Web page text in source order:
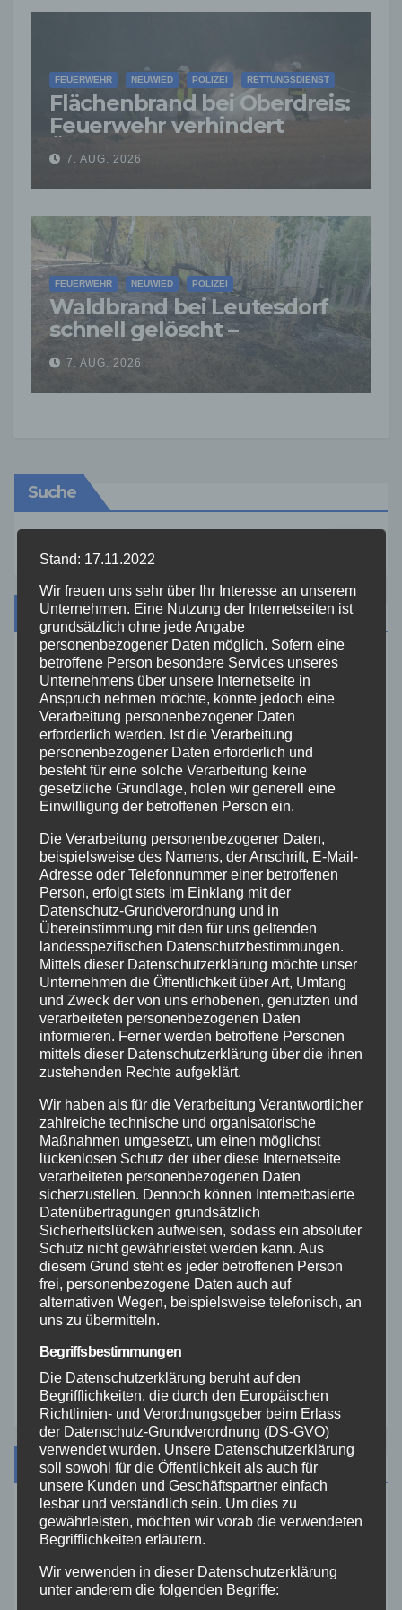
FEUERWEHR NEUWIED POLIZEI RETTUNGSDIENST
Flächenbrand bei Oberdreis:
Feuerwehr verhindert
Übergreifen auf Waldgebiet
7. AUG. 2026
FEUERWEHR NEUWIED POLIZEI
Waldbrand bei Leutesdorf
schnell gelöscht –
Feuerwehr warnt vor
erhöhter Brandgefahr
7. AUG. 2026
Suche
Kategorien
Aktuelles
Allgemein
Altenkirchen
Bundespolizei
Feuerwehr
Hilfsorganisationen
Mayen-Koblenz
Neuwied
Polizei
Rettungsdienst
Rhein-Lahn
THW
Veranstaltungen
Video
Zoll
Archiv
August 2026
Juli 2026
Stand: 17.11.2022
Wir freuen uns sehr über Ihr Interesse an unserem
Unternehmen. Eine Nutzung der Internetseiten ist
grundsätzlich ohne jede Angabe
personenbezogener Daten möglich. Sofern eine
betroffene Person besondere Services unseres
Unternehmens über unsere Internetseite in
Anspruch nehmen möchte, könnte jedoch eine
Verarbeitung personenbezogener Daten
erforderlich werden. Ist die Verarbeitung
personenbezogener Daten erforderlich und
besteht für eine solche Verarbeitung keine
gesetzliche Grundlage, holen wir generell eine
Einwilligung der betroffenen Person ein.
Die Verarbeitung personenbezogener Daten,
beispielsweise des Namens, der Anschrift, E-Mail-
Adresse oder Telefonnummer einer betroffenen
Person, erfolgt stets im Einklang mit der
Datenschutz-Grundverordnung und in
Übereinstimmung mit den für uns geltenden
landesspezifischen Datenschutzbestimmungen.
Mittels dieser Datenschutzerklärung möchte unser
Unternehmen die Öffentlichkeit über Art, Umfang
und Zweck der von uns erhobenen, genutzten und
verarbeiteten personenbezogenen Daten
informieren. Ferner werden betroffene Personen
mittels dieser Datenschutzerklärung über die ihnen
zustehenden Rechte aufgeklärt.
Wir haben als für die Verarbeitung Verantwortlicher
zahlreiche technische und organisatorische
Maßnahmen umgesetzt, um einen möglichst
lückenlosen Schutz der über diese Internetseite
verarbeiteten personenbezogenen Daten
sicherzustellen. Dennoch können Internetbasierte
Datenübertragungen grundsätzlich
Sicherheitslücken aufweisen, sodass ein absoluter
Schutz nicht gewährleistet werden kann. Aus
diesem Grund steht es jeder betroffenen Person
frei, personenbezogene Daten auch auf
alternativen Wegen, beispielsweise telefonisch, an
uns zu übermitteln.
Begriffsbestimmungen
Die Datenschutzerklärung beruht auf den
Begrifflichkeiten, die durch den Europäischen
Richtlinien- und Verordnungsgeber beim Erlass
der Datenschutz-Grundverordnung (DS-GVO)
verwendet wurden. Unsere Datenschutzerklärung
soll sowohl für die Öffentlichkeit als auch für
unsere Kunden und Geschäftspartner einfach
lesbar und verständlich sein. Um dies zu
gewährleisten, möchten wir vorab die verwendeten
Begrifflichkeiten erläutern.
Wir verwenden in dieser Datenschutzerklärung
unter anderem die folgenden Begriffe: